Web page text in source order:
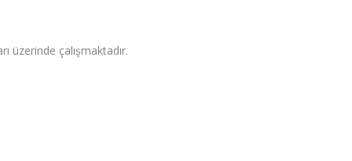
üzerinde çalışmaktadır.